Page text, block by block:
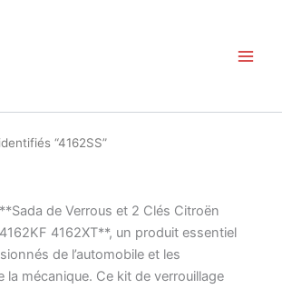
“4162SS”
de Verrous et 2 Clés Citroën
4162XT**, un produit essentiel
de l’automobile et les
la mécanique. Ce kit de verrouillage